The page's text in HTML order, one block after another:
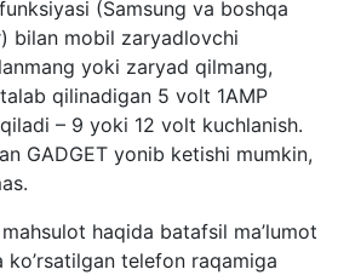
(Samsung va boshqa
bilan mobil zaryadlovchi
yoki zaryad qilmang,
qilinadigan 5 volt 1AMP
– 9 yoki 12 volt kuchlanish.
GADGET yonib ketishi mumkin,
haqida batafsil ma’lumot
telefon raqamiga